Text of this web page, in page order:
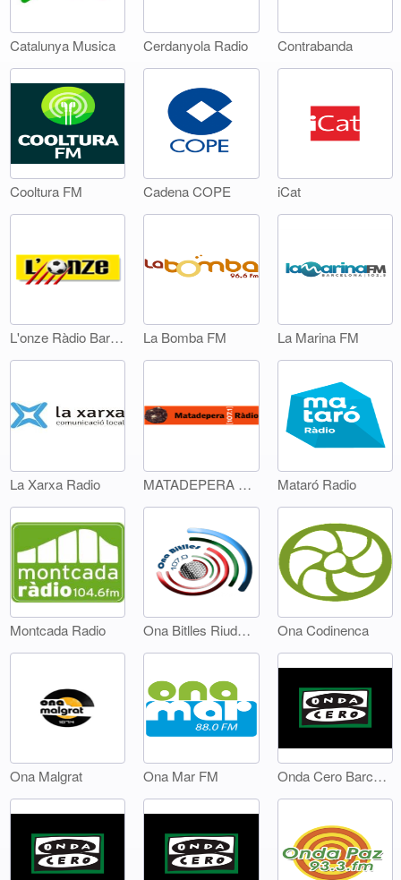
Catalunya Musica Cerdanyola Radio Contrabanda
Cooltura FM Cadena COPE iCat
L'onze Ràdio Barcelona La Bomba FM La Marina FM
La Xarxa Radio MATADEPERA RÀDIO Mataró Radio
Montcada Radio Ona Bitlles Riudebitlles Ona Codinenca
Ona Malgrat Ona Mar FM Onda Cero Barcelona